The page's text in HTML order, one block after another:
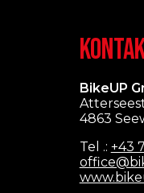
BikeUP
4863
Tel .: +43